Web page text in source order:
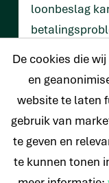
loonbeslag
Welke
uw inkomen,
en
de
twijfelt. Zo
bescherming
De cookies die
en
website te laten
gebruik van
te geven en
te kunnen tonen